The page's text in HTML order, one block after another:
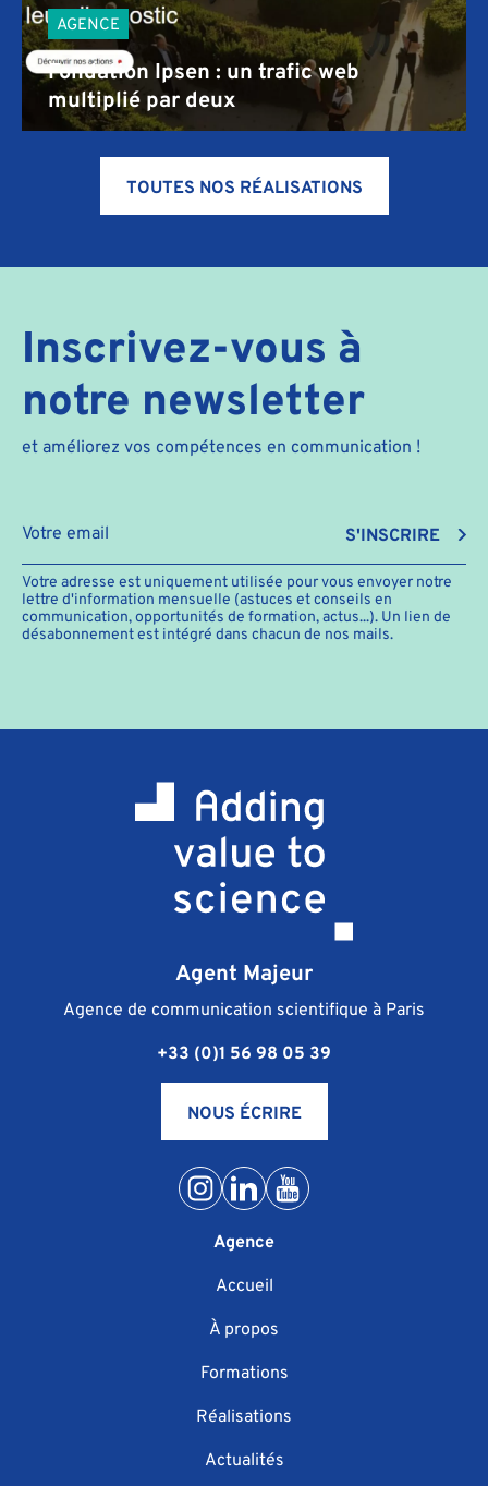
AGENCE
Fondation Ipsen : un trafic web
multiplié par deux
TOUTES NOS RÉALISATIONS
Inscrivez-vous à
notre newsletter
et améliorez vos compétences en communication !
S'INSCRIRE
Votre adresse est uniquement utilisée pour vous envoyer notre
lettre d'information mensuelle (astuces et conseils en
communication, opportunités de formation, actus...). Un lien de
désabonnement est intégré dans chacun de nos mails.
Agent Majeur
Agence de communication scientifique à Paris
+33 (0)1 56 98 05 39
NOUS ÉCRIRE
Agence
Accueil
À propos
Formations
Réalisations
Actualités